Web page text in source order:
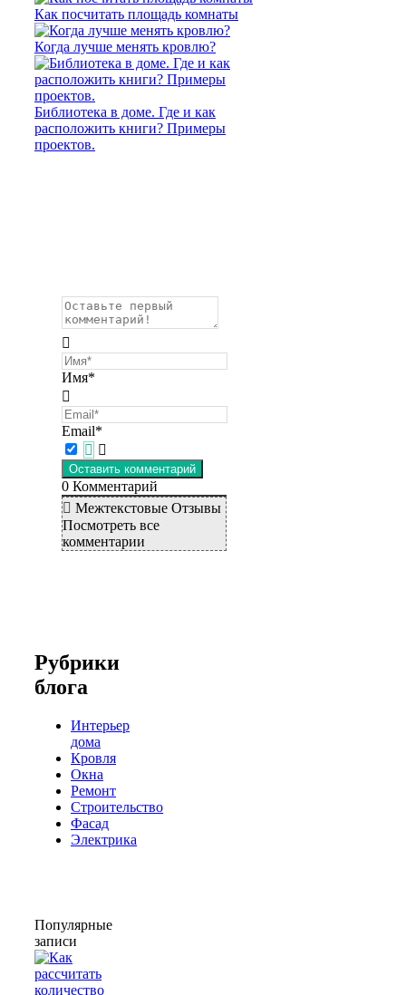
Как посчитать площадь комнаты
Когда лучше менять кровлю?
Библиотека в доме. Где и как
расположить книги? Примеры
проектов.
Имя*
Email*
0 Комментарий
Межтекстовые Отзывы
Посмотреть все
комментарии
Рубрики
блога
Интерьер
дома
Кровля
Окна
Ремонт
Строительство
Фасад
Электрика
Популярные
записи